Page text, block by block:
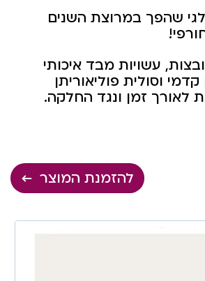
שהפך במרוצת השנים
עשויות מבד איכותי
וסולית פוליאוריתן
לאורך זמן ונגד החלקה.
להזמנת המוצר